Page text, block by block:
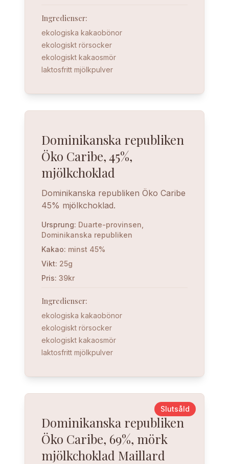
Ingredienser:
ekologiska kakaobönor
ekologiskt rörsocker
ekologiskt kakaosmör
laktosfritt mjölkpulver
Dominikanska republiken
Öko Caribe, 45%,
mjölkchoklad
Dominikanska republiken Öko Caribe
45% mjölkchoklad.
Ursprung: Duarte-provinsen,
Dominikanska republiken
Kakao: minst 45%
Vikt: 25g
Pris: 39kr
Ingredienser:
ekologiska kakaobönor
ekologiskt rörsocker
ekologiskt kakaosmör
laktosfritt mjölkpulver
Slutsåld
Dominikanska republiken
Öko Caribe, 69%, mörk
mjölkchoklad Maillard